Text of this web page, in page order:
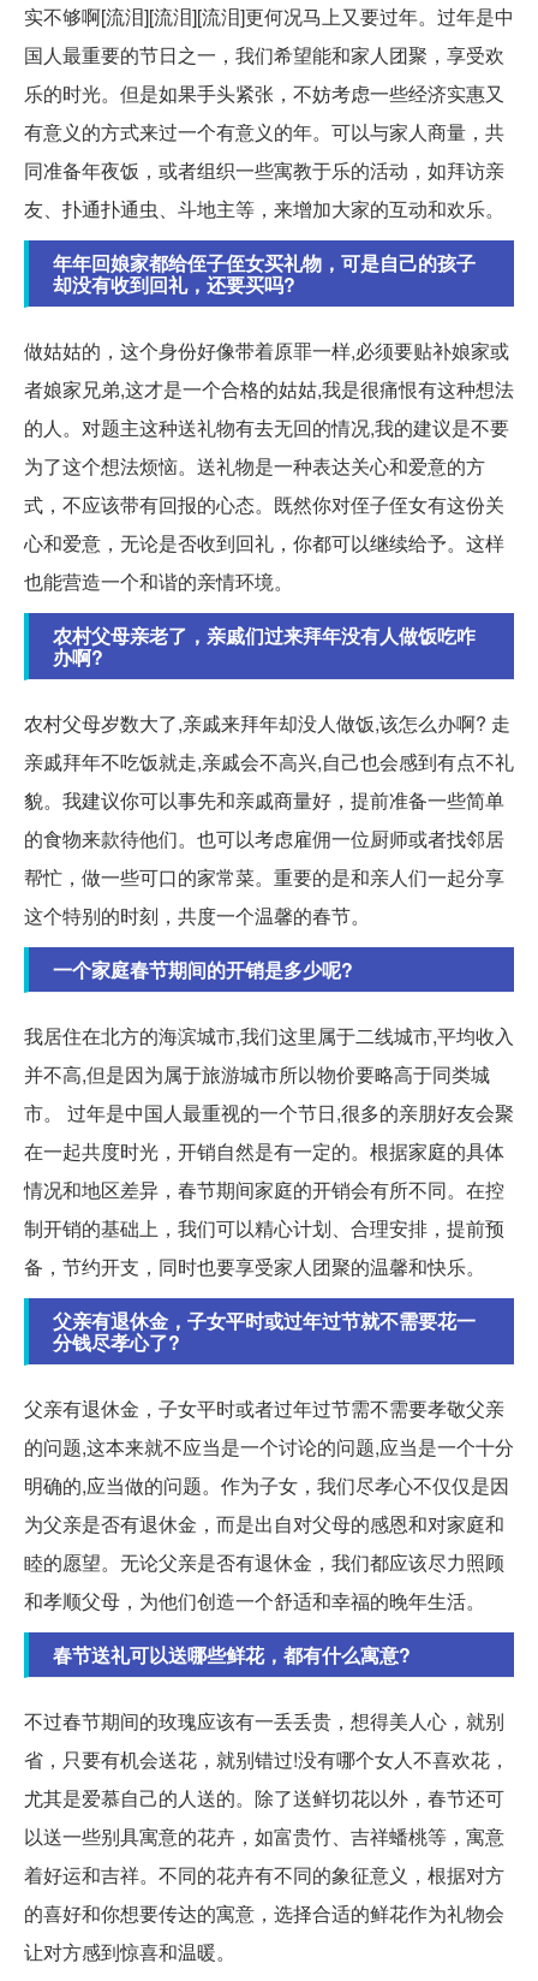
实不够啊[流泪][流泪][流泪]更何况马上又要过年。过年是中
国人最重要的节日之一，我们希望能和家人团聚，享受欢
乐的时光。但是如果手头紧张，不妨考虑一些经济实惠又
有意义的方式来过一个有意义的年。可以与家人商量，共
同准备年夜饭，或者组织一些寓教于乐的活动，如拜访亲
友、扑通扑通虫、斗地主等，来增加大家的互动和欢乐。
年年回娘家都给侄子侄女买礼物，可是自己的孩子
却没有收到回礼，还要买吗?
做姑姑的，这个身份好像带着原罪一样,必须要贴补娘家或
者娘家兄弟,这才是一个合格的姑姑,我是很痛恨有这种想法
的人。对题主这种送礼物有去无回的情况,我的建议是不要
为了这个想法烦恼。送礼物是一种表达关心和爱意的方
式，不应该带有回报的心态。既然你对侄子侄女有这份关
心和爱意，无论是否收到回礼，你都可以继续给予。这样
也能营造一个和谐的亲情环境。
农村父母亲老了，亲戚们过来拜年没有人做饭吃咋
办啊?
农村父母岁数大了,亲戚来拜年却没人做饭,该怎么办啊? 走
亲戚拜年不吃饭就走,亲戚会不高兴,自己也会感到有点不礼
貌。我建议你可以事先和亲戚商量好，提前准备一些简单
的食物来款待他们。也可以考虑雇佣一位厨师或者找邻居
帮忙，做一些可口的家常菜。重要的是和亲人们一起分享
这个特别的时刻，共度一个温馨的春节。
一个家庭春节期间的开销是多少呢?
我居住在北方的海滨城市,我们这里属于二线城市,平均收入
并不高,但是因为属于旅游城市所以物价要略高于同类城
市。 过年是中国人最重视的一个节日,很多的亲朋好友会聚
在一起共度时光，开销自然是有一定的。根据家庭的具体
情况和地区差异，春节期间家庭的开销会有所不同。在控
制开销的基础上，我们可以精心计划、合理安排，提前预
备，节约开支，同时也要享受家人团聚的温馨和快乐。
父亲有退休金，子女平时或过年过节就不需要花一
分钱尽孝心了?
父亲有退休金，子女平时或者过年过节需不需要孝敬父亲
的问题,这本来就不应当是一个讨论的问题,应当是一个十分
明确的,应当做的问题。作为子女，我们尽孝心不仅仅是因
为父亲是否有退休金，而是出自对父母的感恩和对家庭和
睦的愿望。无论父亲是否有退休金，我们都应该尽力照顾
和孝顺父母，为他们创造一个舒适和幸福的晚年生活。
春节送礼可以送哪些鲜花，都有什么寓意?
不过春节期间的玫瑰应该有一丢丢贵，想得美人心，就别
省，只要有机会送花，就别错过!没有哪个女人不喜欢花，
尤其是爱慕自己的人送的。除了送鲜切花以外，春节还可
以送一些别具寓意的花卉，如富贵竹、吉祥蟠桃等，寓意
着好运和吉祥。不同的花卉有不同的象征意义，根据对方
的喜好和你想要传达的寓意，选择合适的鲜花作为礼物会
让对方感到惊喜和温暖。